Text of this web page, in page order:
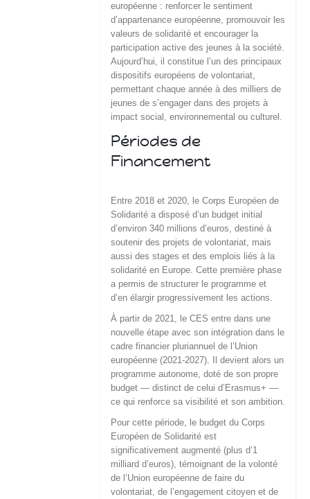
européenne : renforcer le sentiment
d’appartenance européenne, promouvoir les
valeurs de solidarité et encourager la
participation active des jeunes à la société.
Aujourd’hui, il constitue l’un des principaux
dispositifs européens de volontariat,
permettant chaque année à des milliers de
jeunes de s’engager dans des projets à
impact social, environnemental ou culturel.
Périodes de
Financement
Entre 2018 et 2020, le Corps Européen de
Solidarité a disposé d’un budget initial
d’environ 340 millions d’euros, destiné à
soutenir des projets de volontariat, mais
aussi des stages et des emplois liés à la
solidarité en Europe. Cette première phase
a permis de structurer le programme et
d’en élargir progressivement les actions.
À partir de 2021, le CES entre dans une
nouvelle étape avec son intégration dans le
cadre financier pluriannuel de l’Union
européenne (2021-2027). Il devient alors un
programme autonome, doté de son propre
budget — distinct de celui d’Erasmus+ —
ce qui renforce sa visibilité et son ambition.
Pour cette période, le budget du Corps
Européen de Solidarité est
significativement augmenté (plus d’1
milliard d’euros), témoignant de la volonté
de l’Union européenne de faire du
volontariat, de l’engagement citoyen et de